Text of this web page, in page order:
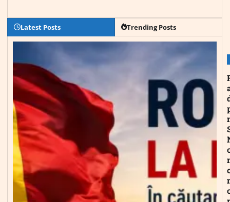
Latest Posts Trending Posts